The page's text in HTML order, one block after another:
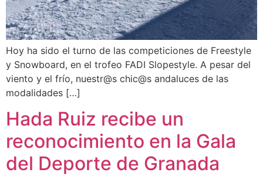
Hoy ha sido el turno de las competiciones de Freestyle
y Snowboard, en el trofeo FADI Slopestyle. A pesar del
viento y el frío, nuestr@s chic@s andaluces de las
modalidades […]
Hada Ruiz recibe un
reconocimiento en la Gala
del Deporte de Granada